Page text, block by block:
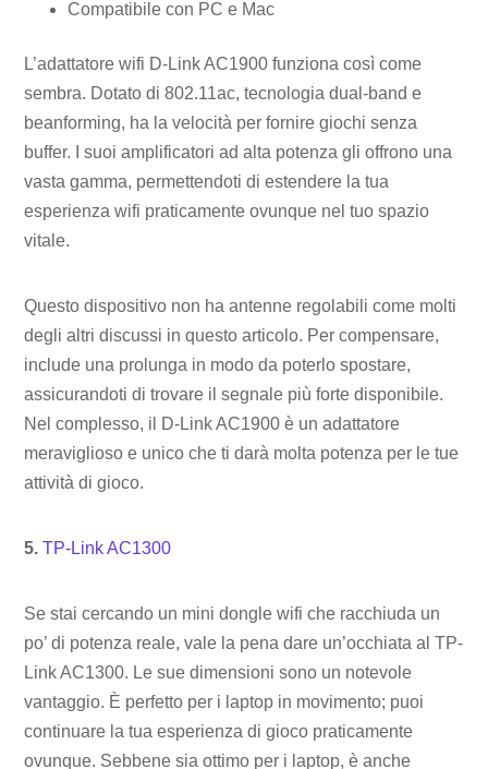
Compatibile con PC e Mac
L’adattatore wifi D-Link AC1900 funziona così come
sembra. Dotato di 802.11ac, tecnologia dual-band e
beanforming, ha la velocità per fornire giochi senza
buffer. I suoi amplificatori ad alta potenza gli offrono una
vasta gamma, permettendoti di estendere la tua
esperienza wifi praticamente ovunque nel tuo spazio
vitale.
Questo dispositivo non ha antenne regolabili come molti
degli altri discussi in questo articolo. Per compensare,
include una prolunga in modo da poterlo spostare,
assicurandoti di trovare il segnale più forte disponibile.
Nel complesso, il D-Link AC1900 è un adattatore
meraviglioso e unico che ti darà molta potenza per le tue
attività di gioco.
5.TP-Link AC1300
Se stai cercando un mini dongle wifi che racchiuda un
po’ di potenza reale, vale la pena dare un’occhiata al TP-
Link AC1300. Le sue dimensioni sono un notevole
vantaggio. È perfetto per i laptop in movimento; puoi
continuare la tua esperienza di gioco praticamente
ovunque. Sebbene sia ottimo per i laptop, è anche